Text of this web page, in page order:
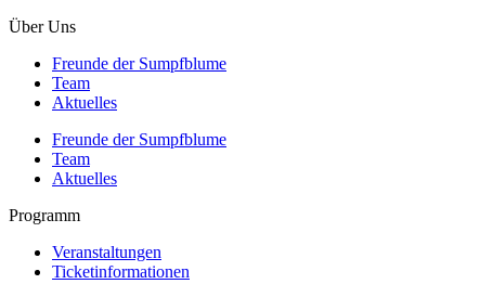
Über Uns
Freunde der Sumpfblume
Team
Aktuelles
Freunde der Sumpfblume
Team
Aktuelles
Programm
Veranstaltungen
Ticketinformationen